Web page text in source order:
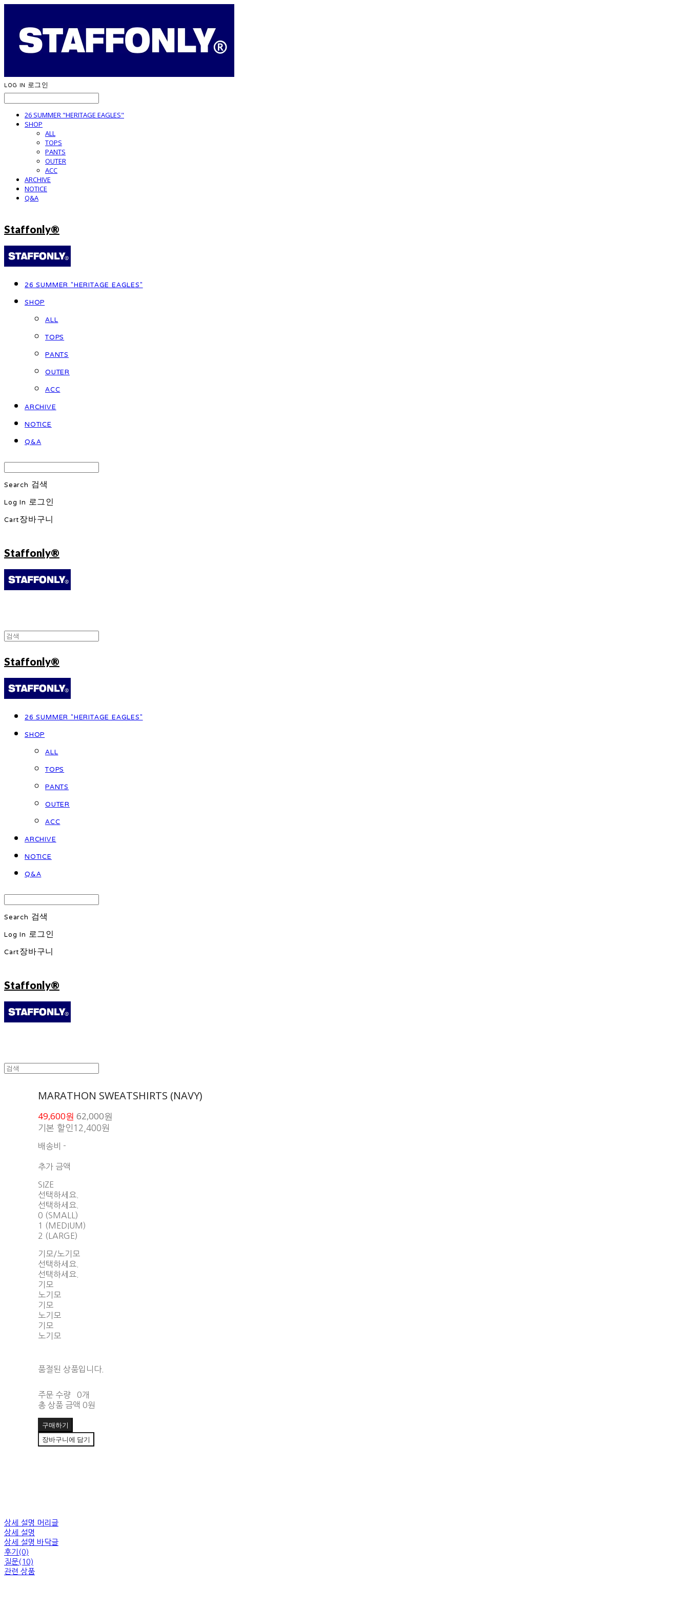
LOG IN 로그인
26 SUMMER "HERITAGE EAGLES"
SHOP
ALL
TOPS
PANTS
OUTER
ACC
ARCHIVE
NOTICE
Q&A
Staffonly®
26 SUMMER "HERITAGE EAGLES"
SHOP
ALL
TOPS
PANTS
OUTER
ACC
ARCHIVE
NOTICE
Q&A
Search 검색
Log In 로그인
Cart장바구니
Staffonly®
Staffonly®
26 SUMMER "HERITAGE EAGLES"
SHOP
ALL
TOPS
PANTS
OUTER
ACC
ARCHIVE
NOTICE
Q&A
Search 검색
Log In 로그인
Cart장바구니
Staffonly®
MARATHON SWEATSHIRTS (NAVY)
49,600원62,000원
기본 할인 12,400원
배송비 -
추가 금액
SIZE
선택하세요.
선택하세요.
0 (SMALL)
1 (MEDIUM)
2 (LARGE)
기모/노기모
선택하세요.
선택하세요.
기모
노기모
기모
노기모
기모
노기모
품절된 상품입니다.
주문 수량
0개
총 상품 금액 0원
구매하기
장바구니에 담기
상세 설명 머리글
상세 설명
상세 설명 바닥글
후기(0)
질문(10)
관련 상품